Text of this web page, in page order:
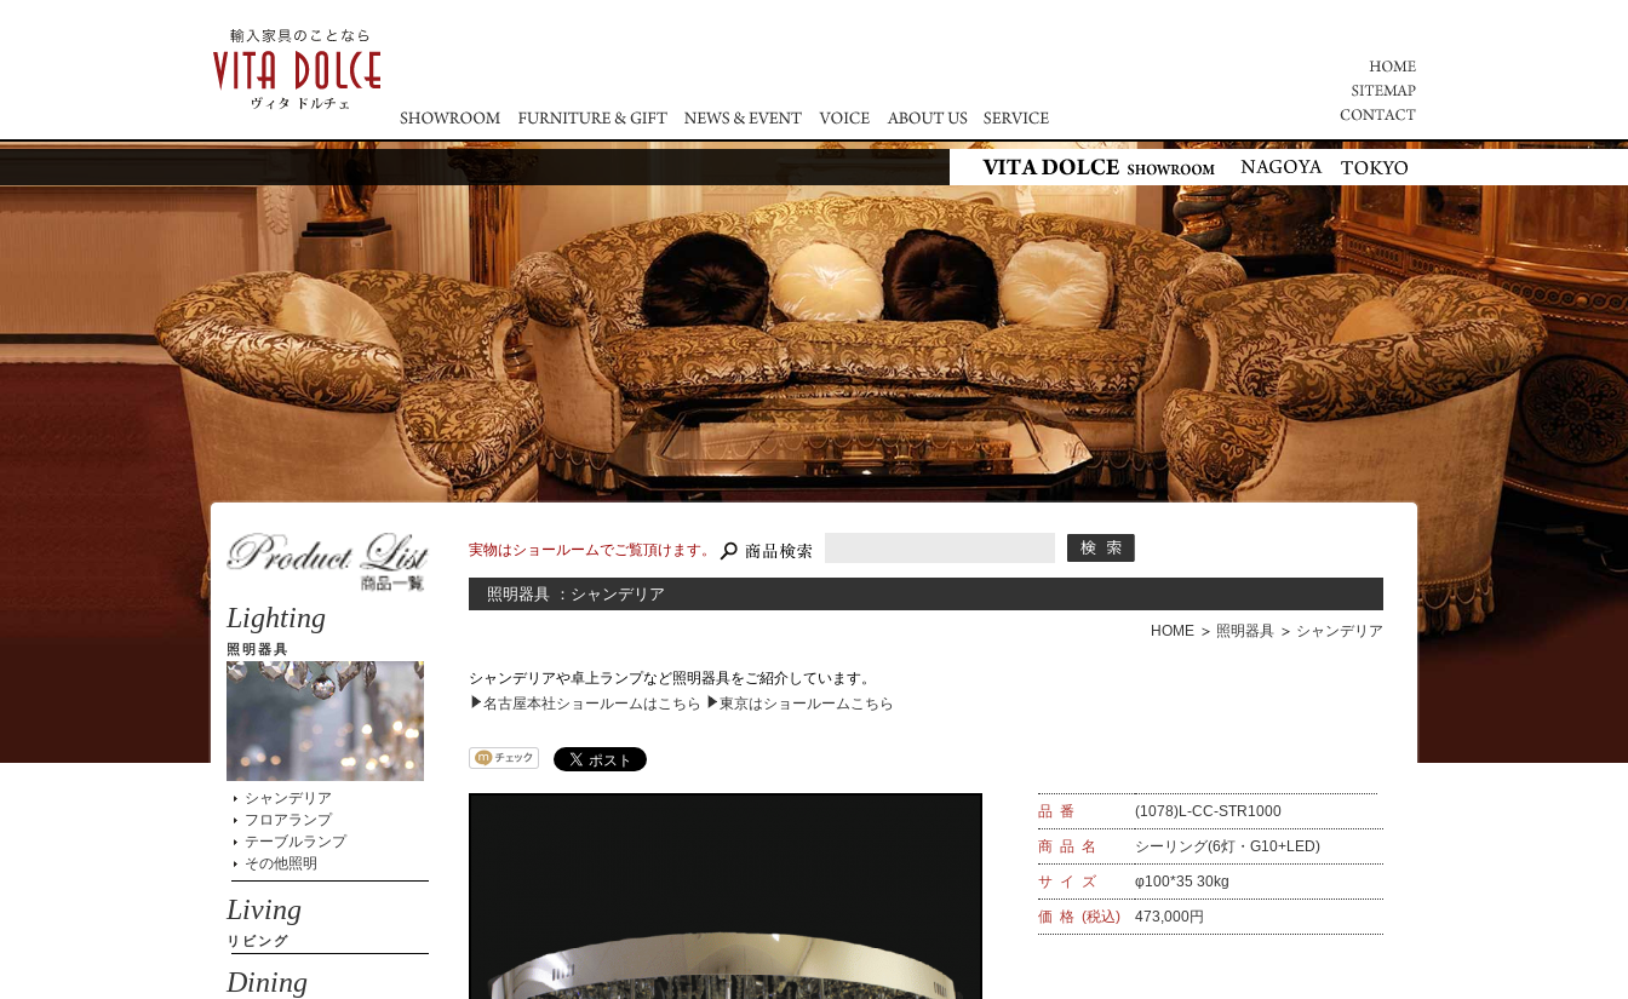
実物はショールームでご覧頂けます。
照明器具 ：シャンデリア
HOME 照明器具 シャンデリア
シャンデリアや卓上ランプなど照明器具をご紹介しています。
名古屋本社ショールームはこちら
東京はショールームこちら
品番 (1078)L-CC-STR1000
商品名 シーリング(6灯・G10+LED)
サイズ φ100*35 30kg
価格 (税込) 473,000円
Lighting
照明器具
シャンデリア
フロアランプ
テーブルランプ
その他照明
Living
リビング
Dining